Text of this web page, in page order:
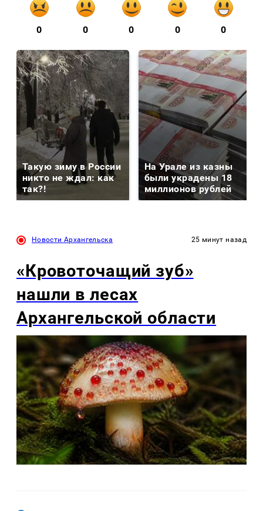
0 0 0 0 0
Такую зиму в России
никто не ждал: как
так?!
На Урале из казны
были украдены 18
миллионов рублей
Новости Архангельска 25 минут назад
«Кровоточащий зуб»
нашли в лесах
Архангельской области